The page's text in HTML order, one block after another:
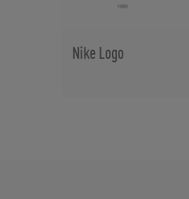
Nike Logo